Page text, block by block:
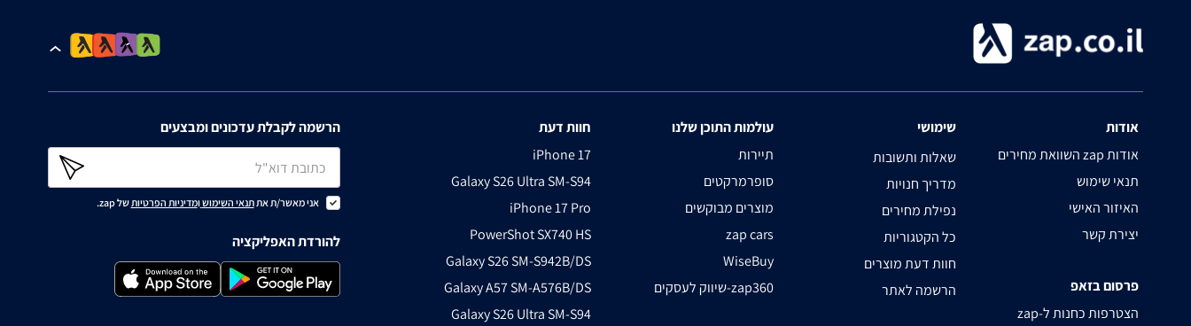
אודות
השוואת מחירים zap אודות
תנאי שימוש
האיזור האישי
יצירת קשר
פרסום בזאפ
zap-הצטרפות כחנות ל
שימושי
שאלות ותשובות
מדריך חנויות
נפילת מחירים
כל הקטגוריות
חוות דעת מוצרים
הרשמה לאתר
עולמות התוכן שלנו
תיירות
סופרמרקטים
מוצרים מבוקשים
zap cars
WiseBuy
שיווק לעסקים-zap360
חוות דעת
iPhone 17
Galaxy S26 Ultra SM-S94
iPhone 17 Pro
PowerShot SX740 HS
Galaxy S26 SM-S942B/DS
Galaxy A57 SM-A576B/DS
Galaxy S26 Ultra SM-S94
הרשמה לקבלת עדכונים ומבצעים
אני מאשר/ת אתתנאי השימושומדיניות הפרטיותשל zap.
להורדת האפליקציה